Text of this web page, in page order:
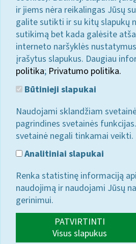
ir jiems nėra reikalingas Jūsų
galite sutikti ir su kitų slapukų
sutikimą bet kada galėsite
interneto naršyklės
įrašytus slapukus. Daugiau
politika; Privatumo politika.
Būtinieji slapukai
Naudojami sklandžiam
pagrindines svetainės
svetainė negali tinkamai veikti.
Analitiniai slapukai
Renka statistinę informaciją
naudojimą ir naudojami Jūsų
gerinimui.
PATVIRTINTI
Visus slapukus